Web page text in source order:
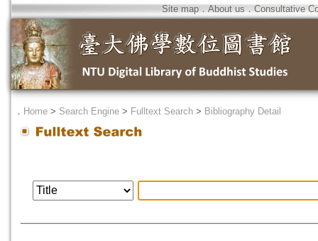
Site map．About us ． Consultative
． Home > Search Engine > Fulltext Search > Bibliography Detail